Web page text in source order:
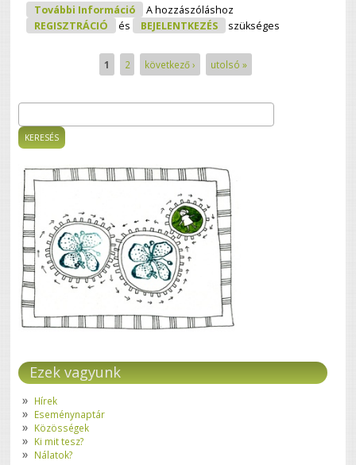
További Információ Terítéken A Közösségszervezés
Tartalommal Kapcsolatosan
A hozzászóláshoz
REGISZTRÁCIÓ
és BEJELENTKEZÉS szükséges
1 2 következő › utolsó »
Keresés űrlap
Ezek vagyunk
Hírek
Eseménynaptár
Közösségek
Ki mit tesz?
Nálatok?